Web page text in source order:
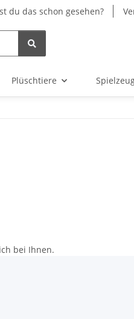
du das schon gesehen?
Plüschtiere
bei Ihnen.